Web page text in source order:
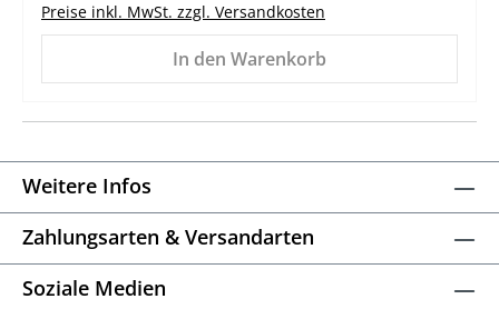
Preise inkl. MwSt. zzgl. Versandkosten
In den Warenkorb
Weitere Infos
Zahlungsarten & Versandarten
Soziale Medien